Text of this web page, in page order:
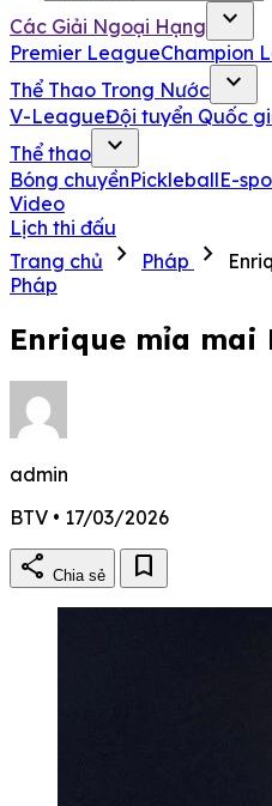
Các Giải Ngoại Hạng expand_more
Premier LeagueChampion
Thể Thao Trong Nước
expand_more
V-LeagueĐội tuyển Quốc
Thể thao
expand_more
Bóng chuyềnPickleballE-
Video
Lịch thi đấu
Trang chủ
chevron_right Pháp chevron_right
Pháp
Enrique mỉa mai
admin
BTV • 17/03/2026
share Chia sẻ bookmark